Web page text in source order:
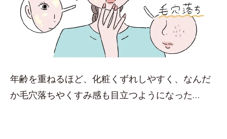
年齢を重ねるほど、化粧くずれしやすく、なんだ
か毛穴落ちやくすみ感も目立つようになった…